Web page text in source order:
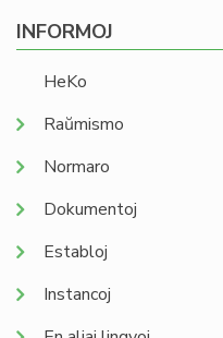
INFORMOJ
HeKo
Raŭmismo
Normaro
Dokumentoj
Establoj
Instancoj